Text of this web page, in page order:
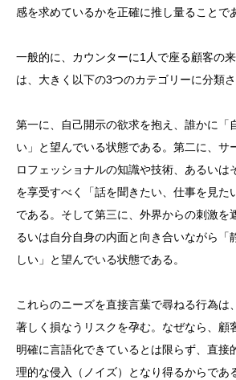
感を求めているかを正確に推し量ることで
一般的に、カウンターに1人で座る顧客の
は、大きく以下の3つのカテゴリーに分類さ
第一に、自己開示の欲求を抱え、誰かに「
い」と望んでいる状態である。第二に、サ
ロフェッショナルの知識や技術、あるいは
を享受すべく「話を聞きたい、仕事を見た
である。そして第三に、外界からの刺激を
るいは自分自身の内面と向き合いながら「
しい」と望んでいる状態である。
これらのニーズを直接言葉で尋ねる行為は
著しく損なうリスクを孕む。なぜなら、顧
明確に言語化できているとは限らず、直接
理的な侵入（ノイズ）となり得るからであ